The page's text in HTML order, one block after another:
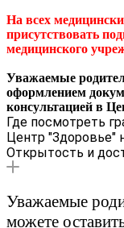
На всех
присутствовать
медицинского
Уважаемые
оформлением
консультацией в
Где посмотреть
Центр "Здоровье"
Открытость и
Уважаемые
можете